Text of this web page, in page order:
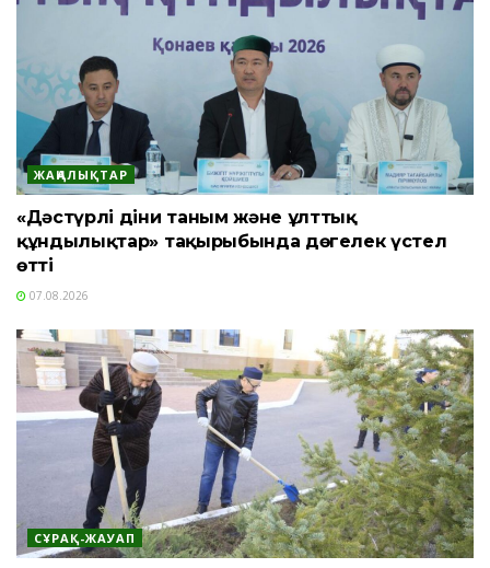
ЖАҢАЛЫҚТАР
«Дәстүрлі діни таным және ұлттық
құндылықтар» тақырыбында дөңгелек үстел
өтті
07.08.2026
СҰРАҚ-ЖАУАП